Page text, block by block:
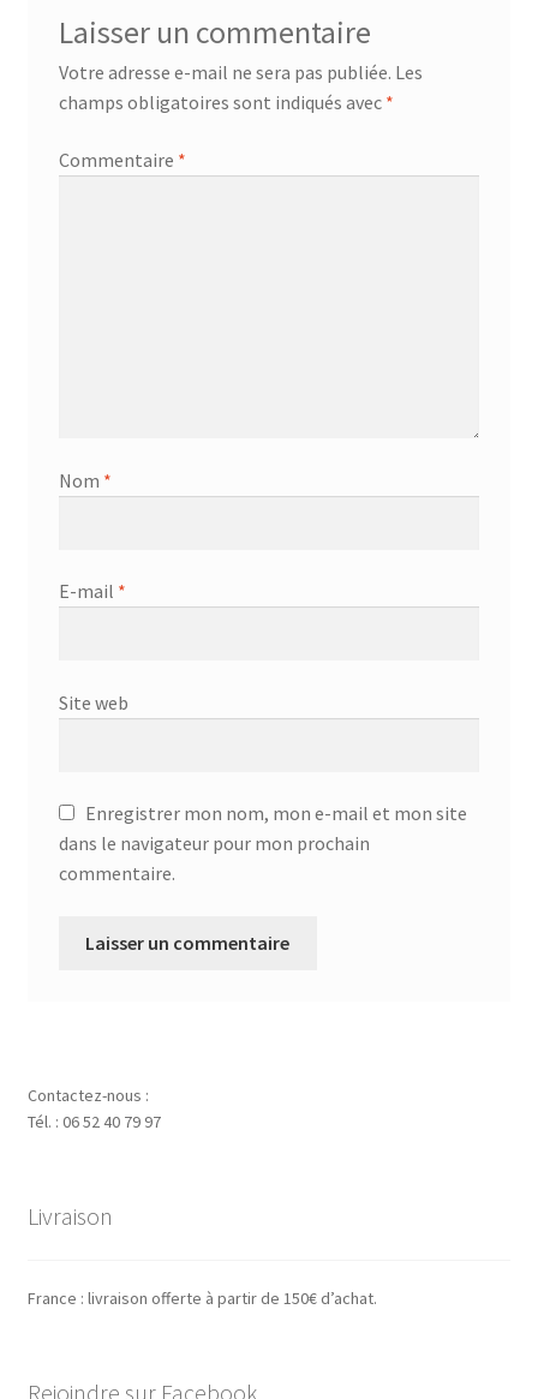
Laisser un commentaire
Votre adresse e-mail ne sera pas publiée. Les
champs obligatoires sont indiqués avec *
Commentaire *
Nom *
E-mail *
Site web
Enregistrer mon nom, mon e-mail et mon site
dans le navigateur pour mon prochain
commentaire.
Contactez-nous :
Tél. : 06 52 40 79 97
Livraison
France : livraison offerte à partir de 150€ d’achat.
Rejoindre sur Facebook